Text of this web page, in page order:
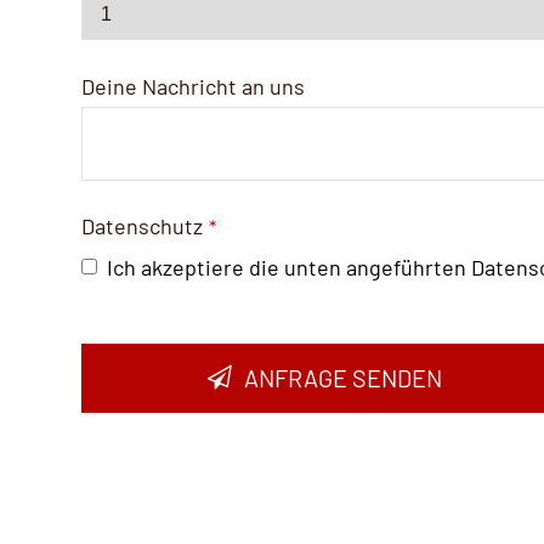
Deine Nachricht an uns
Contact
Email *
Datenschutz *
Ich akzeptiere die unten angeführten
ANFRAGE SENDEN